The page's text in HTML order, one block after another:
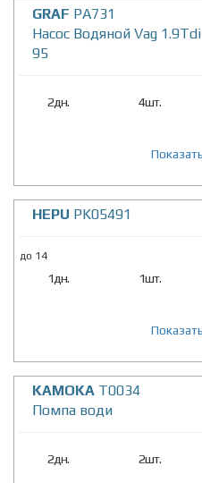
GRAF PA731
Насос Водяной Vag 1.9Tdi
95
2дн. 4шт.
HEPU PK05491
до 14
1дн. 1шт.
KAMOKA T0034
Помпа води
2дн. 2шт.